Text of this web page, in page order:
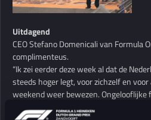
Uitdagend
CEO Stefano Domenicali van Formula
complimenteus.
“Ik zei eerder deze week al dat de
steeds hoger legt, voor zichzelf en
weekend weer bewezen. Ongelooflijke
een evenement dat niemand zal